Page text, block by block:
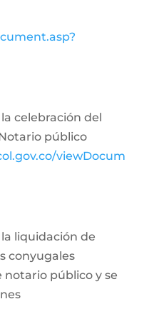
celebración del
público
viewDocum
liquidación de
conyugales
notario público y se